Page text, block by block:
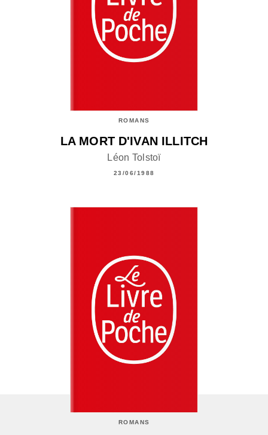
ROMANS
LA MORT D'IVAN ILLITCH
Léon Tolstoï
23/06/1988
ROMANS